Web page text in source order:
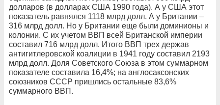
долларов (в долларах США 1990 года). А у США этот
показатель равнялся 1118 млрд долл. А у Британии –
316 млрд долл. Но у Британии еще были доминионы и
колонии. С их учетом ВВП всей Британской империи
составил 716 млрд долл. Итого ВВП трех держав
антигитлеровской коалиции в 1941 году составил 2193
млрд долл. Доля Советского Союза в этом суммарном
показателе составила 16,4%; на англосаксонских
союзников СССР пришлись остальные 83,6%
суммарного ВВП.